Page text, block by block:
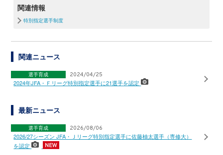
関連情報
特別指定選手制度
関連ニュース
選手育成 2024/04/25
2024年JFA・Ｆリーグ特別指定選手に21選手を認定
最新ニュース
選手育成 2026/08/06
2026/27シーズン JFA・Ｊリーグ特別指定選手に佐藤柚太選手（専修大）
を認定